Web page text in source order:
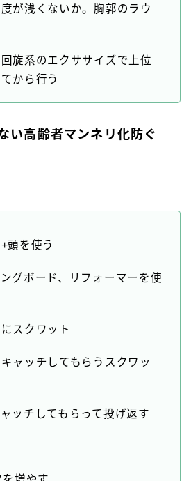
が浅くないか。胸郭のラウ
旋系のエクササイズで上位
から行う
い高齢者マンネリ化防ぐ
頭を使う
グボード、リフォーマーを使
スクワット
ャッチしてもらうスクワッ
ッチしてもらって投げ返す